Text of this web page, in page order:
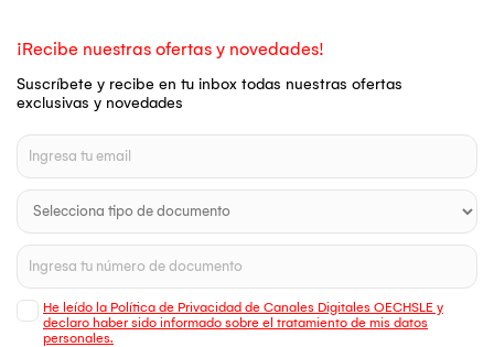
¡Recibe nuestras ofertas y novedades!
Suscríbete y recibe en tu inbox todas nuestras ofertas
exclusivas y novedades
He leído la Política de Privacidad de Canales Digitales OECHSLE y
declaro haber sido informado sobre el tratamiento de mis datos
personales.